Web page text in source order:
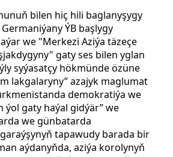
bilen hiç hili baglanyşygy
ÝB başlygy
we "Merkezi Aziýa täzeçe
gaty ses bilen yglan
syýasatçy hökmünde özüne
lakgalaryny” azajyk maglumat
demokratiýa we
ýol gaty haýal gidýär” we
we günbatarda
tapawudy barada bir
aýdanyňda, aziýa korolynyň